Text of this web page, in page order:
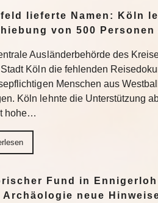
lieferte Namen: Köln
von 500 Personen
Ausländerbehörde des
Köln die fehlenden
Menschen aus
Köln lehnte die Unterstützung
hohe…
Fund in
Archäologie neue